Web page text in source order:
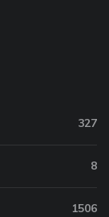
327
8
1506